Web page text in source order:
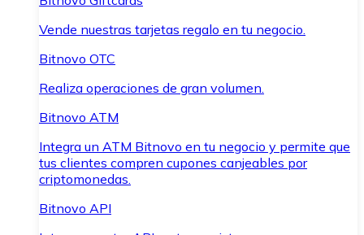
Vende nuestras tarjetas regalo en tu negocio.
Bitnovo OTC
Realiza operaciones de gran volumen.
Bitnovo ATM
Integra un ATM Bitnovo en tu negocio y permite que
tus clientes compren cupones canjeables por
criptomonedas.
Bitnovo API